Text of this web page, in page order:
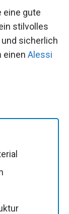
eine gute
stilvolles
sicherlich
einen Alessi